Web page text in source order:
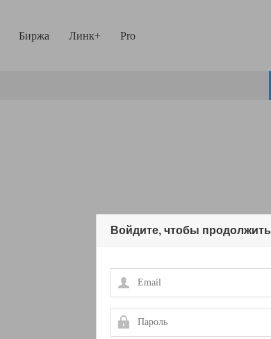
Биржа Линк+ Pro
Войдите, чтобы продолжить
Email
Пароль